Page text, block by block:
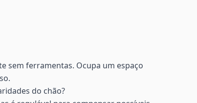
sem ferramentas. Ocupa um espaço
do chão?